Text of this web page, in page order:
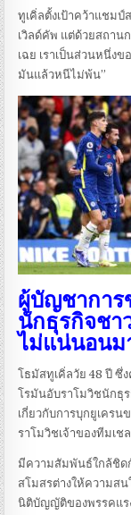
ทูเคิ่ลตั้งเป้าคว้าแชม
เวิลด์คัพ แต่ด้วยสถา
เฉย เราเป็นส่วนหนึ่ง
มันแล้วหนีไม่พ้น”
ผู้บัญชาการ
นักธุรกิจชา
ไม่แน่นอนม
โธมัสทูเคิ่ลวัย 48 ปี ซึ่
โรมันอับราโมวิชนักธุ
เกี่ยวกับการบุกยูเครน
ราโมวิชเจ้าของทีมเ
มีความสัมพันธ์ใกล้ชิด
สโมสรต่างให้ความส
นิติบัญญัติของพรรคแร